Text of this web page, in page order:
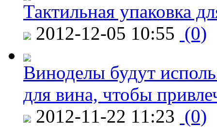
Тактильная упаковка
2012-12-05 10:55 (0)
Виноделы будут
для вина, чтобы
2012-11-22 11:23 (0)